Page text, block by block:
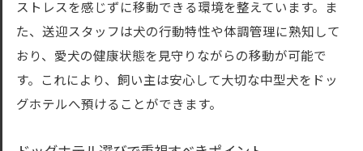
ストレスを感じずに移動できる環境を整えています。ま
た、送迎スタッフは犬の行動特性や体調管理に熟知して
おり、愛犬の健康状態を見守りながらの移動が可能で
す。これにより、飼い主は安心して大切な中型犬をドッ
グホテルへ預けることができます。